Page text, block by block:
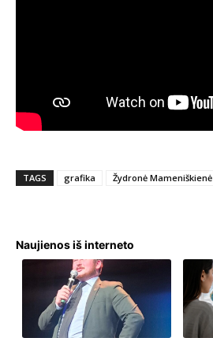
TAGS grafika Žydronė Mameniškienė
Naujienos iš interneto